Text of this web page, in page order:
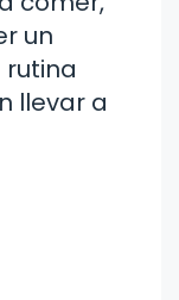
un
llevar a